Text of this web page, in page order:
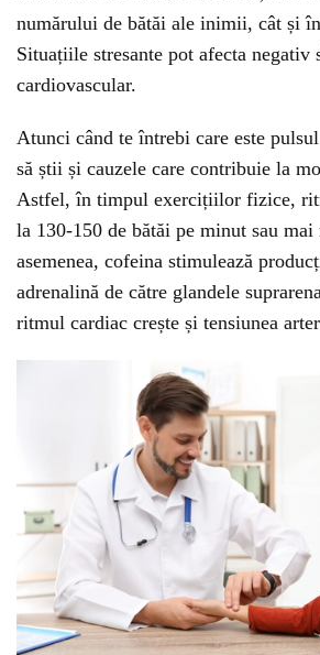
numărului de bătăi ale inimii, cât și
Situațiile stresante pot afecta negativ
cardiovascular.
Atunci când te întrebi care este
să știi și cauzele care contribuie la
Astfel, în timpul exercițiilor fizice,
la 130-150 de bătăi pe minut sau
asemenea, cofeina stimulează
adrenalină de către glandele
ritmul cardiac crește și tensiunea